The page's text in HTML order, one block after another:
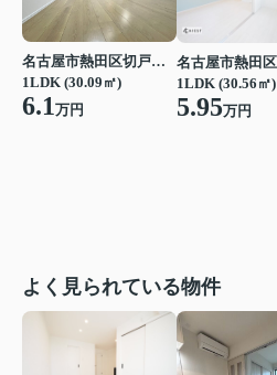
名古屋市熱田区切戸町２丁目
1LDK (30.09㎡)
6.1万円
1LDK (30.56㎡)
5.95万円
よく見られている物件